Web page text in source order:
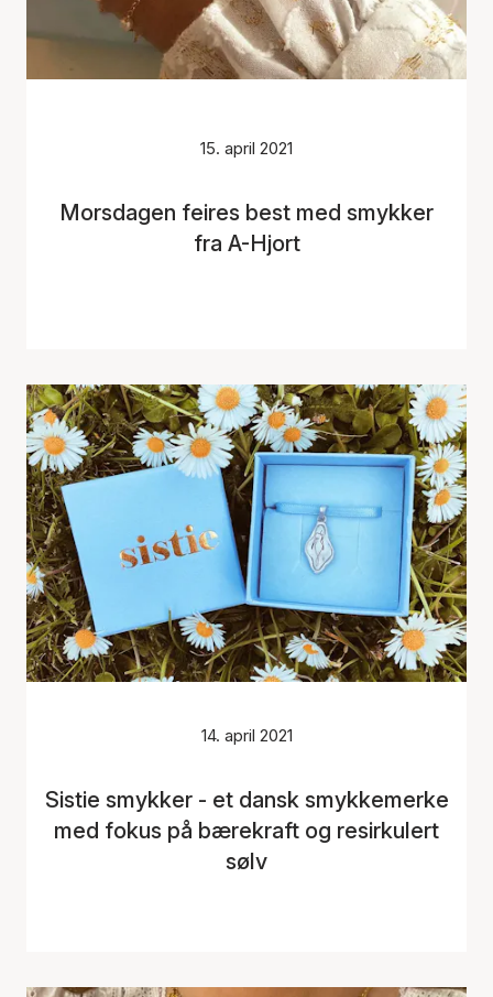
15. april 2021
Morsdagen feires best med smykker
fra A-Hjort
14. april 2021
Sistie smykker - et dansk smykkemerke
med fokus på bærekraft og resirkulert
sølv